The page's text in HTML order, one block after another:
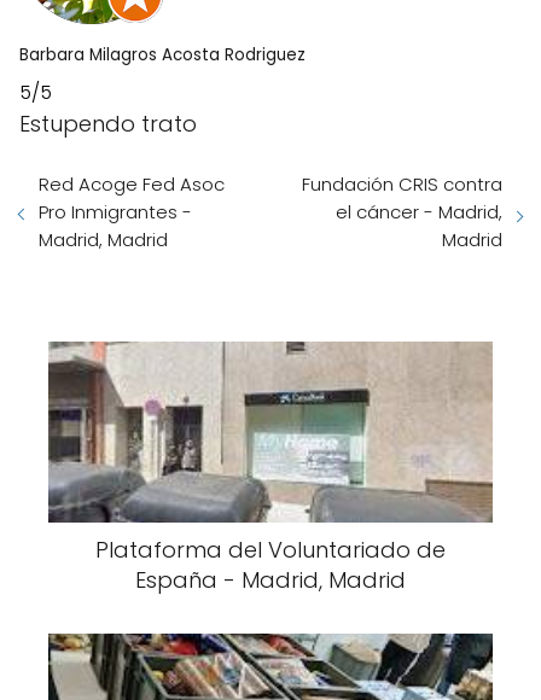
Barbara Milagros Acosta Rodriguez
5/5
Estupendo trato
Red Acoge Fed Asoc
Pro Inmigrantes -
Madrid, Madrid
Fundación CRIS contra
el cáncer - Madrid,
Madrid
Plataforma del Voluntariado de
España - Madrid, Madrid